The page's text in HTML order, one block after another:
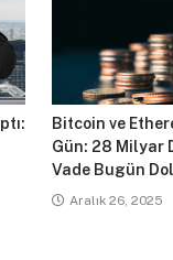
Bitcoin ve
Gün: 28 Milyar
Vade Bugün
Aralık 26, 2025